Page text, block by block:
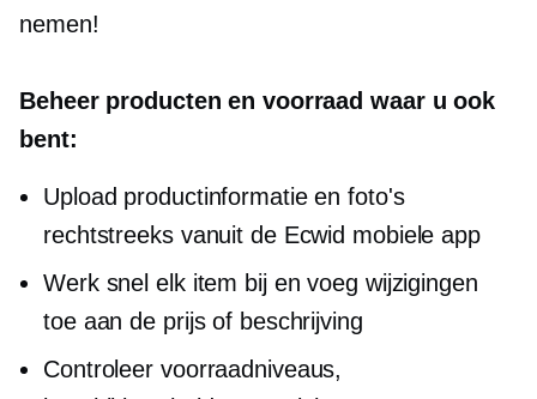
nemen!
Beheer producten en voorraad waar u ook
bent:
Upload productinformatie en foto's
rechtstreeks vanuit de Ecwid mobiele app
Werk snel elk item bij en voeg wijzigingen
toe aan de prijs of beschrijving
Controleer voorraadniveaus,